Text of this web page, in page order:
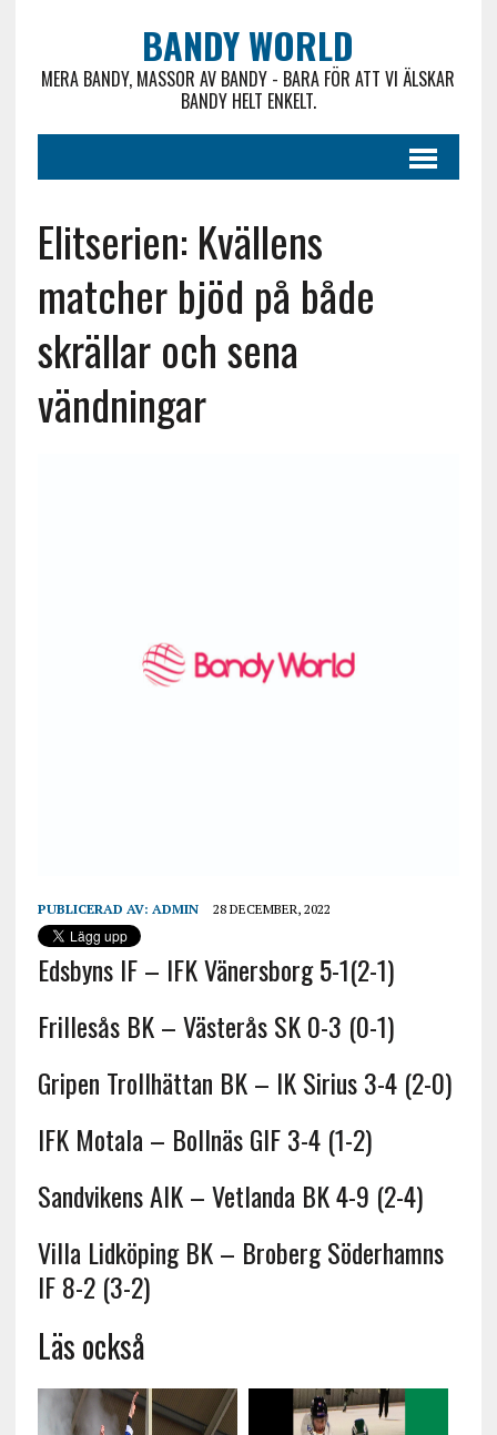
BANDY WORLD
MERA BANDY, MASSOR AV BANDY - BARA FÖR ATT VI ÄLSKAR
BANDY HELT ENKELT.
Elitserien: Kvällens
matcher bjöd på både
skrällar och sena
vändningar
PUBLICERAD AV: ADMIN 28 DECEMBER, 2022
Edsbyns IF – IFK Vänersborg 5-1(2-1)
Frillesås BK – Västerås SK 0-3 (0-1)
Gripen Trollhättan BK – IK Sirius 3-4 (2-0)
IFK Motala – Bollnäs GIF 3-4 (1-2)
Sandvikens AIK – Vetlanda BK 4-9 (2-4)
Villa Lidköping BK – Broberg Söderhamns
IF 8-2 (3-2)
Läs också